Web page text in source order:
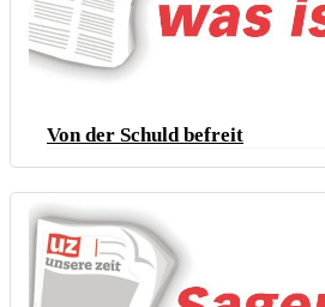
Von der Schuld befreit